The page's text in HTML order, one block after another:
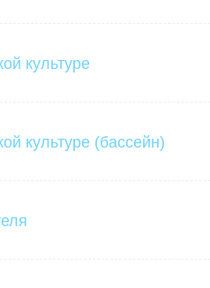
культуре
культуре (бассейн)